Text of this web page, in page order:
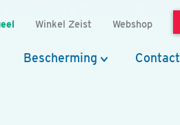
Winkel Zeist Webshop
Bescherming Contact